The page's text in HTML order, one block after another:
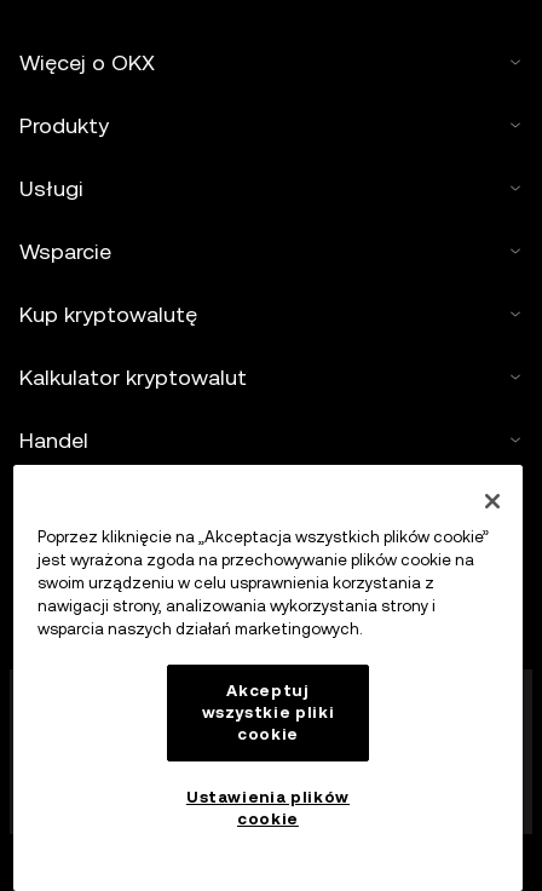
Więcej o OKX
Produkty
Usługi
Wsparcie
Kup kryptowalutę
Kalkulator kryptowalut
Handel
Firma OKX Europe Limited działająca pod nazwą
handlową OKX jest obecnie platformą handlu
kryptowalutami autoryzowaną jako dostawca usług
kryptowalutowych przez MFSA zgodnie z art. 28
ustawy o rynkach aktywów kryptograficznych (rozdział
Poprzez kliknięcie na „Akceptacja wszystkich plików cookie”
jest wyrażona zgoda na przechowywanie plików cookie na
swoim urządzeniu w celu usprawnienia korzystania z
nawigacji strony, analizowania wykorzystania strony i
wsparcia naszych działań marketingowych.
Akceptuj
wszystkie pliki
cookie
Ustawienia plików
cookie